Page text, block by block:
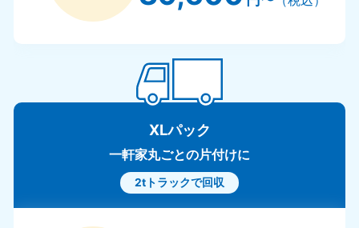
XLパック
一軒家丸ごとの片付けに
2tトラックで回収